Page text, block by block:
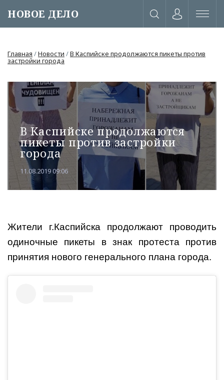
НОВОЕ ДЕЛО
Главная /Новости /В Каспийске продолжаются пикеты против
застройки города
В Каспийске продолжаются
пикеты против застройки
города
11.08.2019 09:06
Жители г.Каспийска продолжают проводить
одиночные пикеты в знак протеста против
принятия нового генерального плана города.